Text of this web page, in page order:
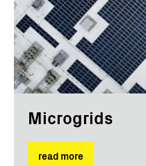
Microgrids
read more